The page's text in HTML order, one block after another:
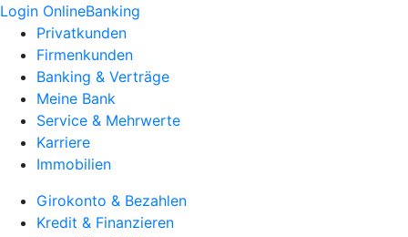
Login OnlineBanking
Privatkunden
Firmenkunden
Banking & Verträge
Meine Bank
Service & Mehrwerte
Karriere
Immobilien
Girokonto & Bezahlen
Kredit & Finanzieren